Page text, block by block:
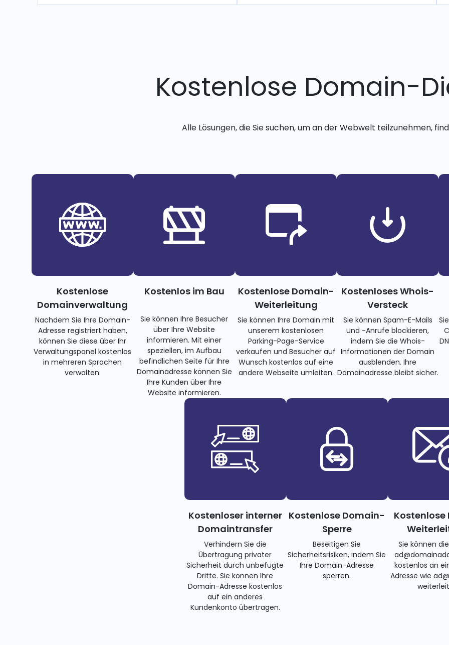
Kostenlose Domain-
Alle Lösungen, die Sie suchen, um an der Webwelt teilzunehmen,
Kostenlose
Domainverwaltung
Nachdem Sie Ihre Domain-
Adresse registriert haben,
können Sie diese über Ihr
Verwaltungspanel kostenlos
in mehreren Sprachen
verwalten.
Kostenlos im Bau
Sie können Ihre Besucher
über Ihre Website
informieren. Mit einer
speziellen, im Aufbau
befindlichen Seite für Ihre
Domainadresse können Sie
Ihre Kunden über Ihre
Website informieren.
Kostenlose Domain-
Weiterleitung
Sie können Ihre Domain mit
unserem kostenlosen
Parking-Page-Service
verkaufen und Besucher auf
Wunsch kostenlos auf eine
andere Webseite umleiten.
Kostenloses Whois-
Versteck
Sie können Spam-E-Mails
und -Anrufe blockieren,
indem Sie die Whois-
Informationen der Domain
ausblenden. Ihre
Domainadresse bleibt sicher.
Kostenloser interner
Domaintransfer
Verhindern Sie die
Übertragung privater
Sicherheit durch unbefugte
Dritte. Sie können Ihre
Domain-Adresse kostenlos
auf ein anderes
Kundenkonto übertragen.
Kostenlose Domain-
Sperre
Beseitigen Sie
Sicherheitsrisiken, indem Sie
Ihre Domain-Adresse
sperren.
Kostenlose
Sie können
kostenlos an
Adresse wie